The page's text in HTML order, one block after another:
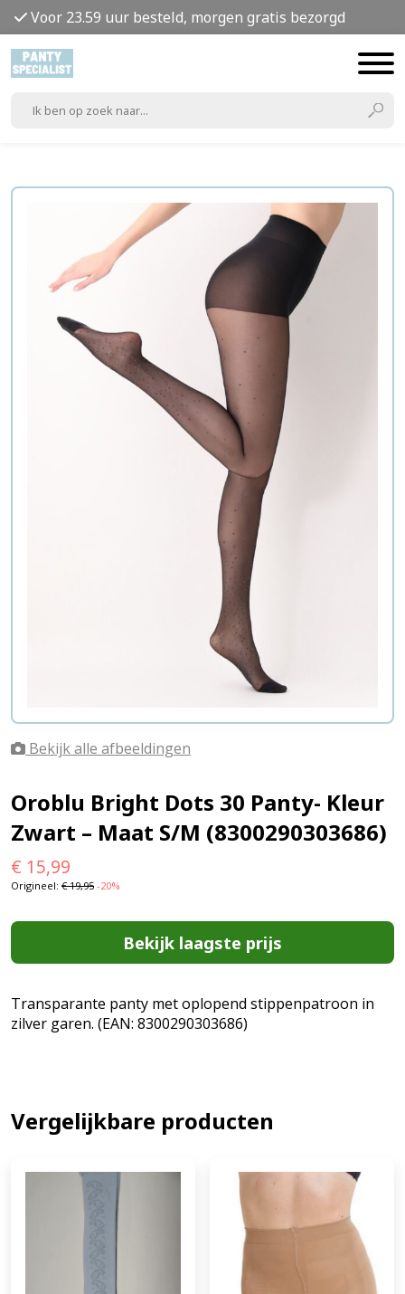
Voor 23.59 uur besteld, morgen gratis bezorgd
Bekijk alle afbeeldingen
Oroblu Bright Dots 30 Panty- Kleur
Zwart – Maat S/M (8300290303686)
€ 15,99
Origineel: €19,95 -20%
Bekijk laagste prijs
Transparante panty met oplopend stippenpatroon in
zilver garen. (EAN: 8300290303686)
Vergelijkbare producten